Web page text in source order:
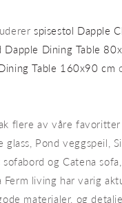
spisestol Dapple
Dapple Dining Table
Table 160x90 cm
flere av våre
glass, Pond veggspeil,
og Catena
Ferm living har varig
materialer, og